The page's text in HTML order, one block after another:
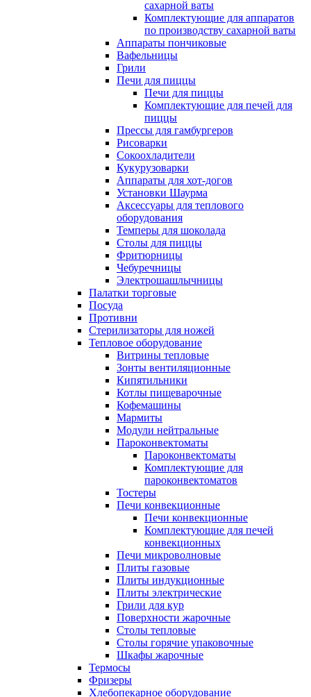
сахарной ваты
Комплектующие для аппаратов
по производству сахарной ваты
Аппараты пончиковые
Вафельницы
Грили
Печи для пиццы
Печи для пиццы
Комплектующие для печей для
пиццы
Прессы для гамбургеров
Рисоварки
Сокоохладители
Кукурузоварки
Аппараты для хот-догов
Установки Шаурма
Аксессуары для теплового
оборудования
Темперы для шоколада
Столы для пиццы
Фритюрницы
Чебуречницы
Электрошашлычницы
Палатки торговые
Посуда
Противни
Стерилизаторы для ножей
Тепловое оборудование
Витрины тепловые
Зонты вентиляционные
Кипятильники
Котлы пищеварочные
Кофемашины
Мармиты
Модули нейтральные
Пароконвектоматы
Пароконвектоматы
Комплектующие для
пароконвектоматов
Тостеры
Печи конвекционные
Печи конвекционные
Комплектующие для печей
конвекционных
Печи микроволновые
Плиты газовые
Плиты индукционные
Плиты электрические
Грили для кур
Поверхности жарочные
Столы тепловые
Столы горячие упаковочные
Шкафы жарочные
Термосы
Фризеры
Хлебопекарное оборудование